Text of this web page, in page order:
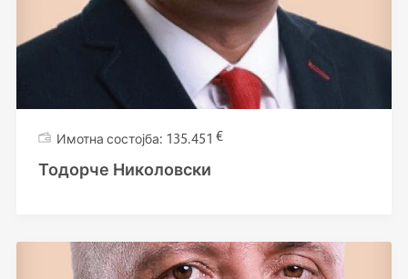
135.451 €
Тодорче Николовски